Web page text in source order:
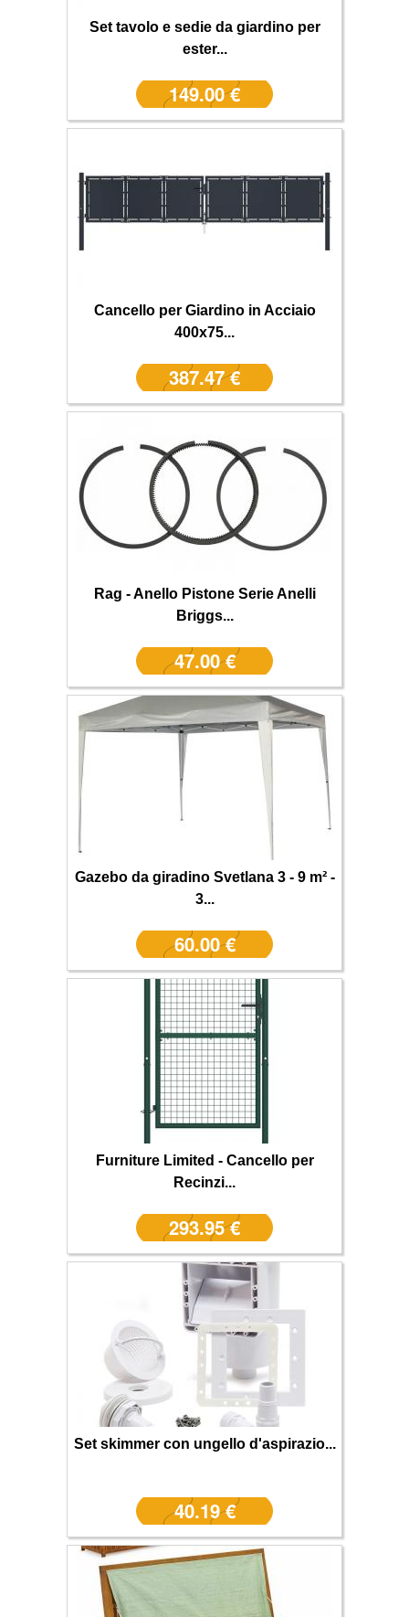
Set tavolo e sedie da giardino per
ester...
149.00 €
Cancello per Giardino in Acciaio
400x75...
387.47 €
Rag - Anello Pistone Serie Anelli
Briggs...
47.00 €
Gazebo da giradino Svetlana 3 - 9 m² -
3...
60.00 €
Furniture Limited - Cancello per
Recinzi...
293.95 €
Set skimmer con ungello d'aspirazio...
40.19 €